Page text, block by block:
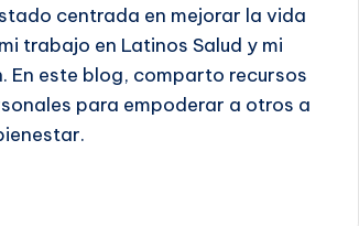
centrada en mejorar la vida
trabajo en Latinos Salud y mi
En este blog, comparto recursos
para empoderar a otros a